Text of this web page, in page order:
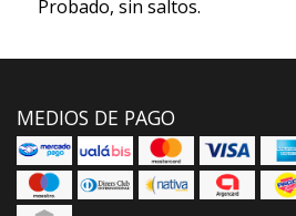
Probado, sin saltos.
MEDIOS DE PAGO